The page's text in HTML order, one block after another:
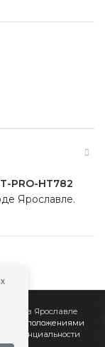
PRO-HT782
Ярославле.
в Ярославле
положениями